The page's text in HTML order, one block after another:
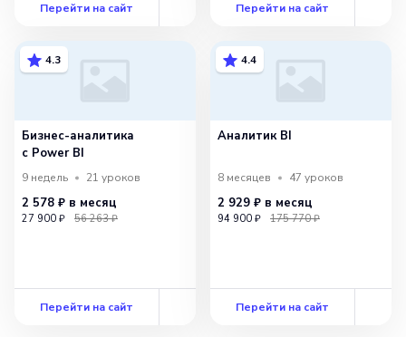
Перейти на сайт Перейти на сайт
4.3
Бизнес-аналитика
с Power BI
9 недель 21 уроков
2 578 ₽ в месяц
27 900 ₽ 56 263 ₽
Перейти на сайт
4.4
Аналитик BI
8 месяцев 47 уроков
2 929 ₽ в месяц
94 900 ₽ 175 770 ₽
Перейти на сайт